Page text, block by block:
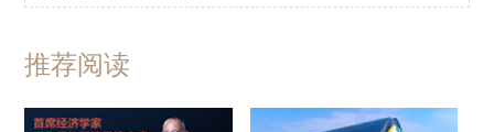
推荐阅读